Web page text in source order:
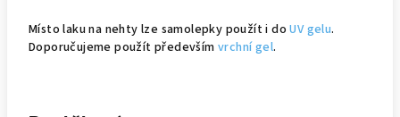
Místo laku na nehty lze samolepky použít i doUV gelu.
Doporučujeme použít především vrchní gel.